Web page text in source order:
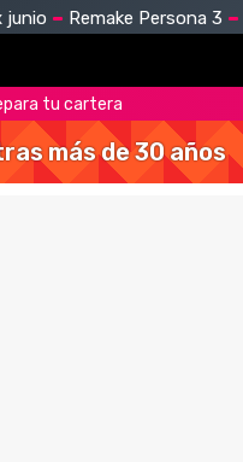
junio Remake Persona 3
tu cartera
más de 30 años